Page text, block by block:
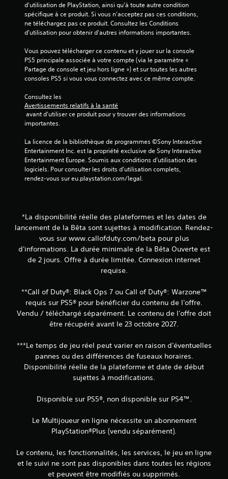
d'utilisation de PlayStation, ainsi qu'à toute autre condition
spécifique à ce produit. Si vous n'acceptez pas ces conditions,
ne téléchargez pas ce produit. Consultez les Conditions
d'utilisation pour obtenir d'autres informations importantes.
Vous pouvez télécharger ce contenu et y jouer sur la console
PS5 principale associée à votre compte (via le paramètre «
Partage de console et jeu hors ligne ») et sur toutes les autres
consoles PS5 si vous vous connectez avec ce même compte.
Consultez les
Avertissements relatifs à la santé
importantes.
La licence de la bibliothèque de programmes ©Sony Interactive
Entertainment Inc. est la propriété exclusive de Sony Interactive
Entertainment Europe. Soumis aux conditions d’utilisation des
logiciels. Pour consulter les droits d’utilisation complets,
rendez-vous sur eu.playstation.com/legal.
*La disponibilité réelle des plateformes et les dates de
lancement de la Bêta sont sujettes à modification. Rendez-
vous sur www.callofduty.com/beta pour plus
d'informations. La durée minimale de la Bêta Ouverte est
de 2 jours. Offre à durée limitée. Connexion internet
requise.
**Call of Duty®: Black Ops 7 ou Call of Duty®: Warzone™
requis sur PS5® pour bénéficier du contenu de l'offre.
Vendu / téléchargé séparément. Le contenu de l'offre doit
être récupéré avant le 23 octobre 2027.
***Le temps de jeu réel peut varier en raison d'éventuelles
pannes ou des différences de fuseaux horaires.
Disponibilité réelle de la plateforme et date de début
sujettes à modifications.
Disponible sur PS5®, non disponible sur PS4™.
Le Multijoueur en ligne nécessite un abonnement
PlayStation®Plus (vendu séparément).
Le contenu, les fonctionnalités, les services, le jeu en ligne
et le suivi ne sont pas disponibles dans toutes les régions
et peuvent être modifiés ou supprimés.